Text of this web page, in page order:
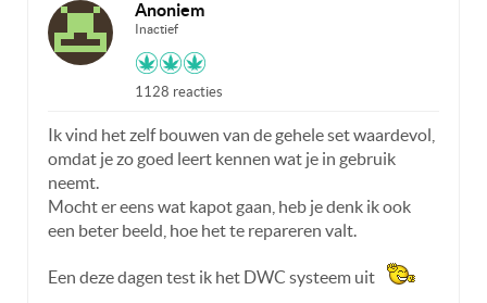
Anoniem
Inactief
1128 reacties
Ik vind het zelf bouwen van de gehele set waardevol,
omdat je zo goed leert kennen wat je in gebruik
neemt.
Mocht er eens wat kapot gaan, heb je denk ik ook
een beter beeld, hoe het te repareren valt.
Een deze dagen test ik het DWC systeem uit